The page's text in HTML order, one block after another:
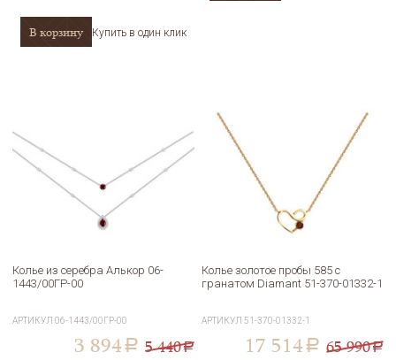
В корзину Купить в один клик
Колье из серебра Алькор 06-
1443/00ГР-00
АРТИКУЛ06-1443/00ГР-00
3 894 a 5 440a
Колье золотое пробы 585 с
гранатом Diamant 51-370-01332-1
АРТИКУЛ51-370-01332-1
17 514 a 65 990a